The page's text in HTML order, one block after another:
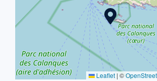
Leaflet | ©